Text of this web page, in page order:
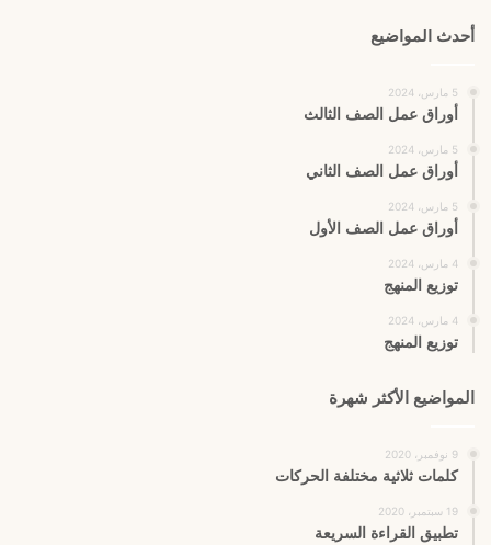
أحدث المواضيع
5 مارس، 2024
أوراق عمل الصف الثالث
5 مارس، 2024
أوراق عمل الصف الثاني
5 مارس، 2024
أوراق عمل الصف الأول
4 مارس، 2024
توزيع المنهج
4 مارس، 2024
توزيع المنهج
المواضيع الأكثر شهرة
9 نوفمبر، 2020
كلمات ثلاثية مختلفة الحركات
19 سبتمبر، 2020
تطبيق القراءة السريعة